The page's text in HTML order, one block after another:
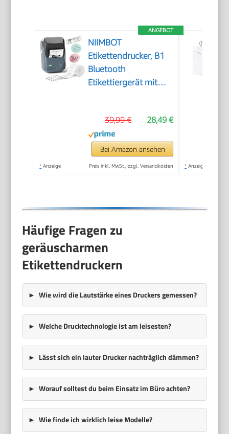
ANGEBOT
NIIMBOT
Etikettendrucker, B1
Bluetooth
Etikettiergerät mit
Aufkleber Druckgröße
20-50 mm
Kompatibel mit iOS
und Android für
28,49 €
39,99 €
Bei Amazon ansehen
* Anzeige Preis inkl. MwSt., zzgl. Versandkosten * Anzeige
Häufige Fragen zu
geräuscharmen
Etikettendruckern
Wie wird die Lautstärke eines Druckers gemessen?
Welche Drucktechnologie ist am leisesten?
Lässt sich ein lauter Drucker nachträglich dämmen?
Worauf solltest du beim Einsatz im Büro achten?
Wie finde ich wirklich leise Modelle?